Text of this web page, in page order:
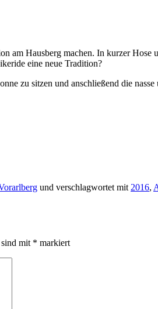
am Hausberg machen. In kurzer
eine neue Tradition?
zu sitzen und anschließend die
und verschlagwortet mit 2016,
mit * markiert